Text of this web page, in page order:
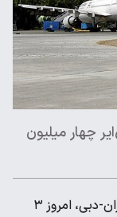
چهار میلیون
؛ قیمت بلیط هواپیما تهران-دبی، امروز ۳